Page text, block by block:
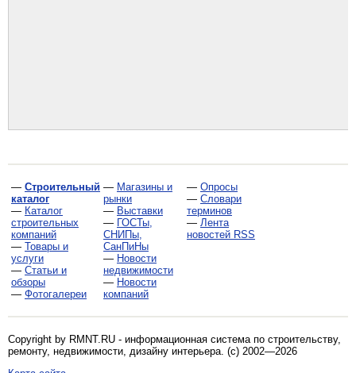
— Строительный
каталог
— Каталог
строительных
компаний
— Товары и
услуги
— Статьи и
обзоры
— Фотогалереи
— Магазины и
рынки
— Выставки
— ГОСТы,
СНИПы,
СанПиНы
— Новости
недвижимости
— Новости
компаний
— Опросы
— Словари
терминов
— Лента
новостей RSS
Copyright by RMNT.RU - информационная система по строительству,
ремонту, недвижимости, дизайну интерьера. (c) 2002—2026